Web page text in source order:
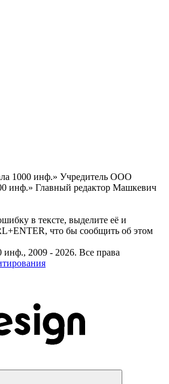
1000 инф.» Учредитель ООО
инф.» Главный редактор Машкевич
в тексте, выделите её и
что бы сообщить об этом
инф., 2009 - 2026. Все права